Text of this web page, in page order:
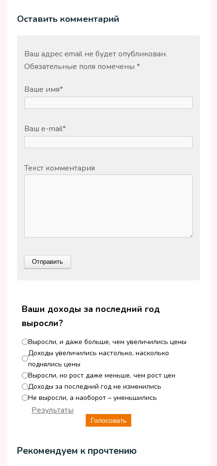
Оставить комментарий
Ваш адрес email не будет опубликован.
Обязательные поля помечены *
Ваше имя*
Ваш e-mail*
Текст комментария
Ваши доходы за последний год
выросли?
Выросли, и даже больше, чем увеличились цены
Доходы увеличились настолько, насколько
поднялись цены
Выросли, но рост даже меньше, чем рост цен
Доходы за последний год не изменились
Не выросли, а наоборот – уменьшились
Голосовать
Результаты
Рекомендуем к прочтению